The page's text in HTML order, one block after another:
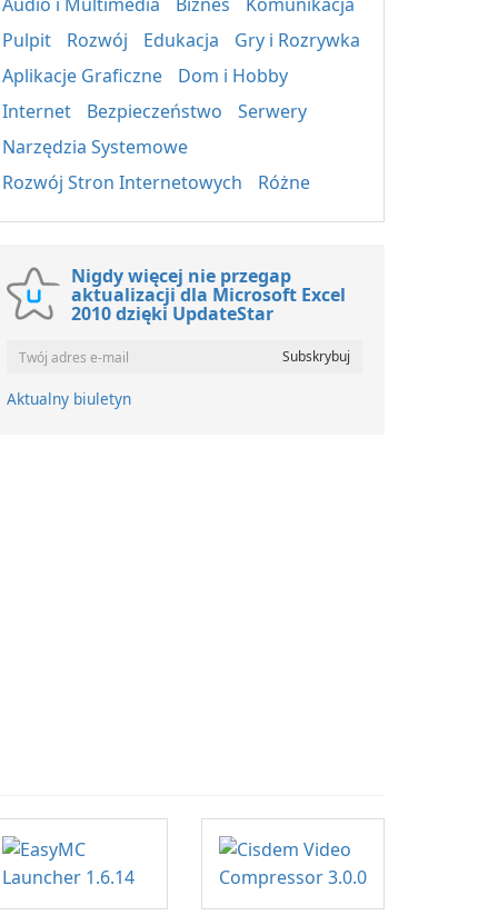
Pulpit
Rozwój Edukacja
Gry i Rozrywka
Aplikacje Graficzne
Dom i Hobby
Internet
Bezpieczeństwo
Serwery
Narzędzia Systemowe
Rozwój Stron Internetowych
Różne
Nigdy więcej nie przegap
aktualizacji dla Microsoft Excel
2010 dzięki UpdateStar
Aktualny biuletyn